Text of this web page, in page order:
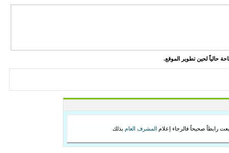
حالياً لحين تطوير الموقع.
رابطاً صحيحاً فالرجاء إعلام المشرف العام بذلك